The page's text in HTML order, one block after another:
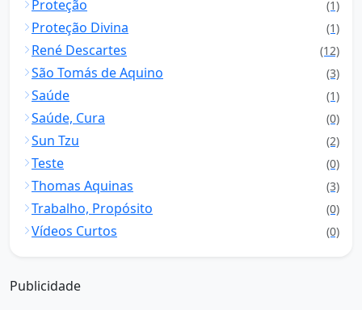
Proteção (1)
Proteção Divina (1)
René Descartes (12)
São Tomás de Aquino (3)
Saúde (1)
Saúde, Cura (0)
Sun Tzu (2)
Teste (0)
Thomas Aquinas (3)
Trabalho, Propósito (0)
Vídeos Curtos (0)
Publicidade